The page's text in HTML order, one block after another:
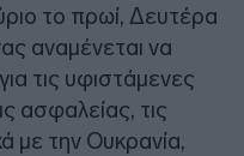
το πρωί, Δευτέρα
αναμένεται να
τις υφιστάμενες
ασφαλείας, τις
με την Ουκρανία,